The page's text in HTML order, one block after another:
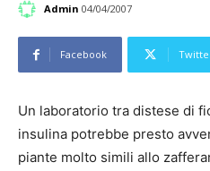
Admin 04/04/2007
Facebook
Un laboratorio tra distese di
insulina potrebbe presto
piante molto simili allo